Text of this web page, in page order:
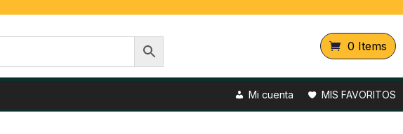
0 Items
MIS FAVORITOS
Mi cuenta